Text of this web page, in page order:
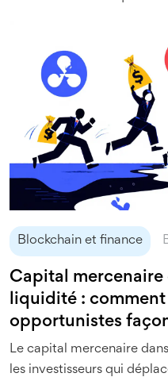
Blockchain et finance
Capital
liquidité :
opportunistes
Le capital mercenaire
les investisseurs qui